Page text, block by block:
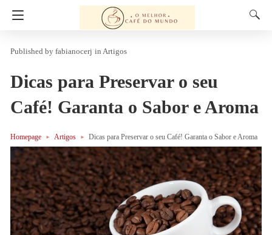
fabianocerj in Artigos
Dicas para Preservar o seu
Café! Garanta o Sabor e Aroma
Homepage Artigos Dicas para Preservar o seu Café! Garanta o Sabor e Aroma